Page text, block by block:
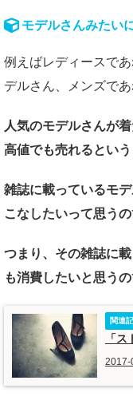
モデルさんみたい
例えばレディースで
デルさん、メンズで
人気のモデルさんが
高値でも売れるとい
雑誌に載っているモ
こなしたいって思うの
つまり、その雑誌に
も消費したいと思うの
「
2017-